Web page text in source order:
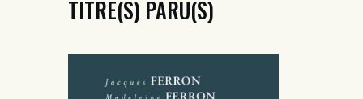
TITRE(S) PARU(S)